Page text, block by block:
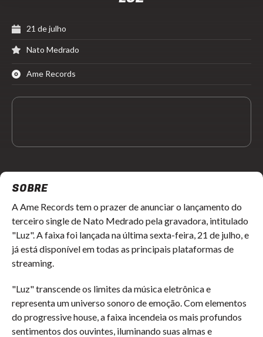
21 de julho
Nato Medrado
Ame Records
SOBRE
A Ame Records tem o prazer de anunciar o lançamento do
terceiro single de Nato Medrado pela gravadora, intitulado
"Luz". A faixa foi lançada na última sexta-feira, 21 de julho, e
já está disponível em todas as principais plataformas de
streaming.
"Luz" transcende os limites da música eletrônica e
representa um universo sonoro de emoção. Com elementos
do progressive house, a faixa incendeia os mais profundos
sentimentos dos ouvintes, iluminando suas almas e